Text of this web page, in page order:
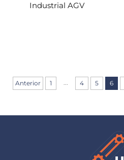
Industrial AGV
Anterior 1 4 5 6